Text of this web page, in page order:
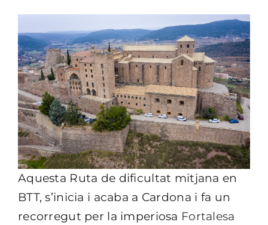
Aquesta Ruta de dificultat mitjana en
BTT, s’inicia i acaba a Cardona i fa un
recorregut per la imperiosa Fortalesa